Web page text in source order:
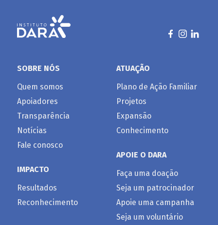
SOBRE NÓS
Quem somos
Apoiadores
Transparência
Notícias
Fale conosco
IMPACTO
Resultados
Reconhecimento
ATUAÇÃO
Plano de Ação Familiar
Projetos
Expansão
Conhecimento
APOIE O DARA
Faça uma doação
Seja um patrocinador
Apoie uma campanha
Seja um voluntário